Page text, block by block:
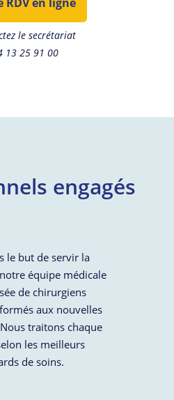
le secrétariat
13 25 91 00
engagés
le but de servir la
équipe médicale
de chirurgiens
aux nouvelles
traitons chaque
les meilleurs
de soins.